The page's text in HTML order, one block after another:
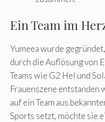
Ein Team im
Yumeea wurde
durch die Auflösung von
Teams wie G2 Hel und
Frauenszene entstanden
auf ein Team aus
Sports setzt, möchte sie